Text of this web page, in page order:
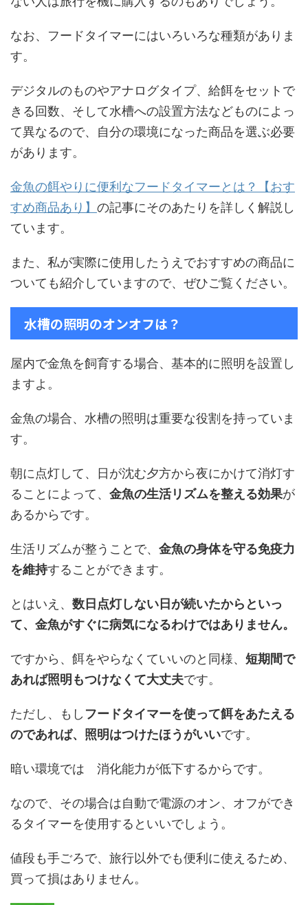
なお、フードタイマーにはいろいろな種類がありま
す。
デジタルのものやアナログタイプ、給餌をセットで
きる回数、そして水槽への設置方法などものによっ
て異なるので、自分の環境になった商品を選ぶ必要
があります。
金魚の餌やりに便利なフードタイマーとは？【おす
すめ商品あり】 の記事にそのあたりを詳しく解説し
ています。
また、私が実際に使用したうえでおすすめの商品に
ついても紹介していますので、ぜひご覧ください。
水槽の照明のオンオフは？
屋内で金魚を飼育する場合、基本的に照明を設置し
ますよ。
金魚の場合、水槽の照明は重要な役割を持っていま
す。
朝に点灯して、日が沈む夕方から夜にかけて消灯す
ることによって、 金魚の生活リズムを整える効果が
あるからです。
生活リズムが整うことで、 金魚の身体を守る免疫力
を維持することができます。
とはいえ、 数日点灯しない日が続いたからといっ
て、金魚がすぐに病気になるわけではありません。
ですから、餌をやらなくていいのと同様、 短期間で
あれば照明もつけなくて大丈夫です。
ただし、もし フードタイマーを使って餌をあたえる
のであれば、照明はつけたほうがいいです。
暗い環境では 消化能力が低下するからです。
なので、その場合は自動で電源のオン、オフができ
るタイマーを使用するといいでしょう。
値段も手ごろで、旅行以外でも便利に使えるため、
買って損はありません。